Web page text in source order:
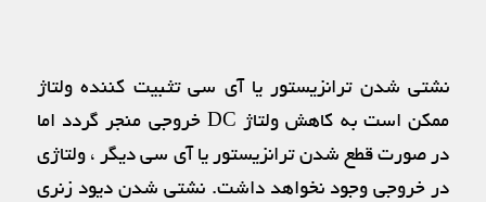
نشتی شدن ترانزیستور یا آی سی تثبیت کننده ولتاژ
ممکن است به کاهش ولتاژ DC خروجی منجر گردد اما
در صورت قطع شدن ترانزیستور یا آی سی دیگر ، ولتاژی
در خروجی وجود نخواهد داشت. نشتی شدن دیود زنری